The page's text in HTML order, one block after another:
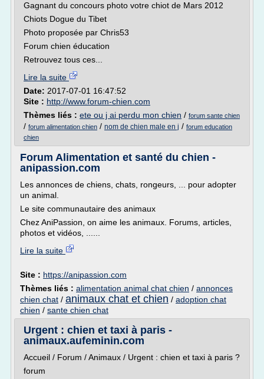
Gagnant du concours photo votre chiot de Mars 2012
Chiots Dogue du Tibet
Photo proposée par Chris53
Forum chien éducation
Retrouvez tous ces...
Lire la suite
Date: 2017-07-01 16:47:52
Site : http://www.forum-chien.com
Thèmes liés : ete ou j ai perdu mon chien / forum sante chien
/ forum alimentation chien / nom de chien male en j / forum education
chien
Forum Alimentation et santé du chien -
anipassion.com
Les annonces de chiens, chats, rongeurs, ... pour adopter
un animal.
Le site communautaire des animaux
Chez AniPassion, on aime les animaux. Forums, articles,
photos et vidéos, ......
Lire la suite
Site : https://anipassion.com
Thèmes liés : alimentation animal chat chien / annonces
chien chat / animaux chat et chien / adoption chat
chien / sante chien chat
Urgent : chien et taxi à paris -
animaux.aufeminin.com
Accueil / Forum / Animaux / Urgent : chien et taxi à paris ?
forum